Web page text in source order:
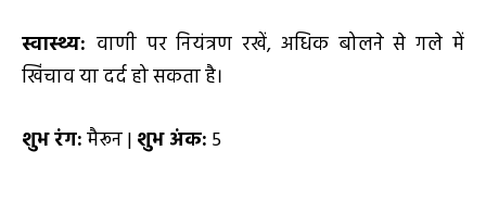
स्वास्थ्य: वाणी पर नियंत्रण रखें, अधिक बोलने से गले में
खिंचाव या दर्द हो सकता है।
शुभ रंग:मैरून | शुभ अंक: 5